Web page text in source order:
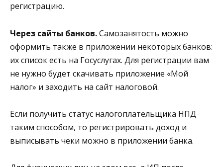
регистрацию.
Через сайты банков.Самозанятость можно
оформить также в приложении некоторых банков:
их список есть на Госуслугах. Для регистрации вам
не нужно будет скачивать приложение «Мой
налог» и заходить на сайт налоговой.
Если получить статус налогоплательщика НПД
таким способом, то регистрировать доход и
выписывать чеки можно в приложении банка.